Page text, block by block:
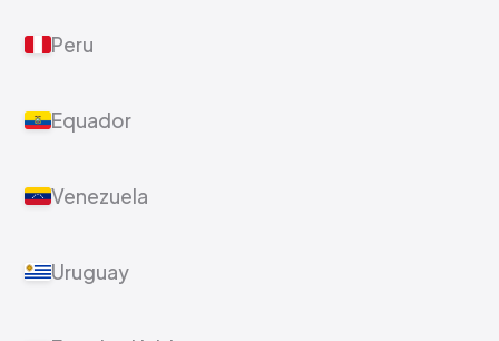
Peru
Equador
Venezuela
Uruguay